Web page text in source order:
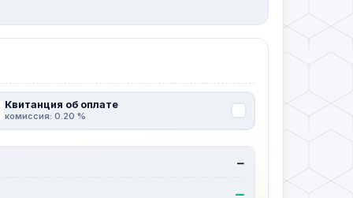
Квитанция об оплате
комиссия: 0.20 %
—
—